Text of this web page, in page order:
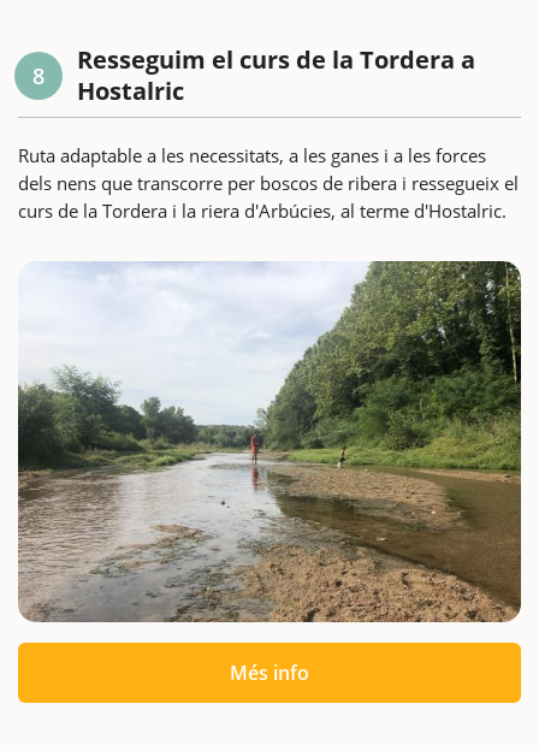
8
Resseguim el curs de la Tordera a
Hostalric
Ruta adaptable a les necessitats, a les ganes i a les forces
dels nens que transcorre per boscos de ribera i ressegueix el
curs de la Tordera i la riera d'Arbúcies, al terme d'Hostalric.
Més info